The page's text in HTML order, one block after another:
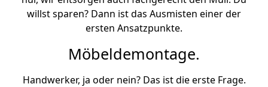
willst sparen? Dann ist das Ausmisten einer der
ersten Ansatzpunkte.
Möbeldemontage.
Handwerker, ja oder nein? Das ist die erste Frage.